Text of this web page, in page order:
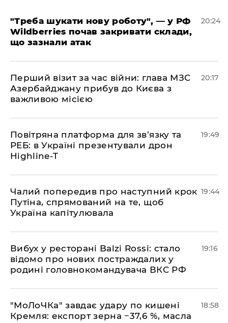
​"Треба шукати нову роботу", — у РФ
Wildberries почав закривати склади,
що зазнали атак
20:24
​Перший візит за час війни: глава МЗС
Азербайджану прибув до Києва з
важливою місією
20:17
​Повітряна платформа для зв’язку та
РЕБ: в Україні презентували дрон
Highline-T
19:49
​Чалий попередив про наступний крок
Путіна, спрямований на те, щоб
Україна капітулювала
19:44
​Вибух у ресторані Balzi Rossi: стало
відомо про нових постраждалих у
родині головнокомандувача ВКС РФ
19:16
​"МоЛоЧКа" завдає удару по кишені
Кремля: експорт зерна −37,6 %, масла
18:58